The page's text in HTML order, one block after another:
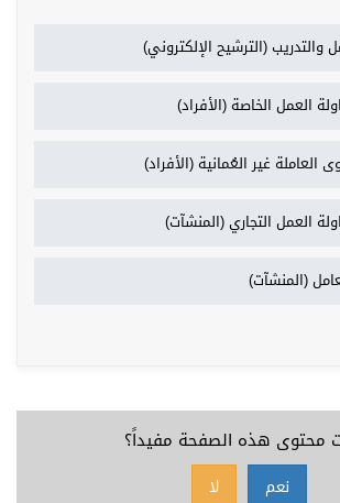
(الترشيح الإلكتروني)
العمل الخاصة (الأفراد)
العاملة غير العُمانية (الأفراد)
العمل التجاري (المنشآت)
(المنشآت)
هذه الصفحة مفيداً؟
نعم لا